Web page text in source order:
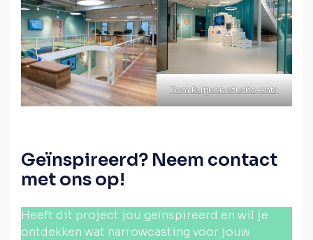
Tom Ruijken studio entr.
Geïnspireerd? Neem contact
met ons op!
Heeft dit project jou geïnspireerd en wil je
ontdekken wat narrowcasting voor jouw